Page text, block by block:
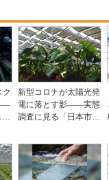
ク
ア
新型コロナが太陽光発
電に落とす影――実態
調査に見る「日本市場